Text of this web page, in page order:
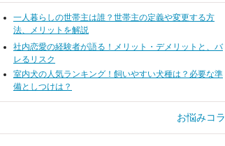
家賃が高いイメージがあります
す。
一人暮らしの世帯主は誰？世帯主の定義や変更する方
法、メリットを解説
社内恋愛の経験者が語る！メリット・デメリットと、バ
レるリスク
室内犬の人気ランキング！飼いやすい犬種は？必要な準
備としつけは？
お悩みコ